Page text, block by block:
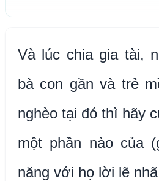
Và lúc chia gia tài,
bà con gần và trẻ
nghèo tại đó thì hãy
một phần nào của
năng với họ lời lẽ